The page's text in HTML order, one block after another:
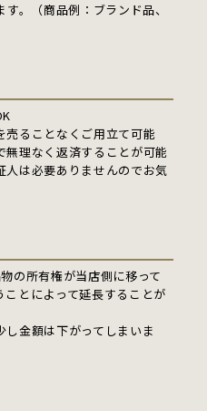
。（商品例：ブランド品、
ることなくご用立て可能
理なく返済することが可能
人は必要ありませんのでお気
の所有権が当店側に移って
ことによって延長することが
金額は下がってしまいま